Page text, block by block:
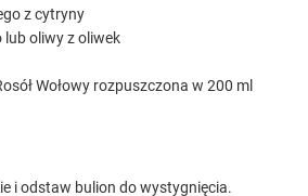
z cytryny
lub oliwy z oliwek
Wołowy rozpuszczona w 200 ml
i odstaw bulion do wystygnięcia.